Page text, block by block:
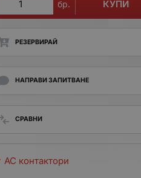
бр. КУПИ
РЕЗЕРВИРАЙ
НАПРАВИ ЗАПИТВАНЕ
СРАВНИ
AC контактори